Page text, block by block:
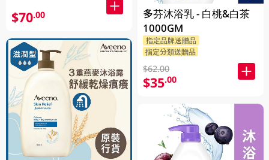
$70.00
多芬沐浴乳 - 白桃&白茶
1000GM
指定品牌送贈品
指定分類送贈品
$62.00
$35.00